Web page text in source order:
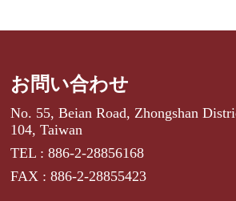
お問い合わせ
No. 55, Beian Road, Zhongshan
104, Taiwan
TEL : 886-2-28856168
FAX : 886-2-28855423